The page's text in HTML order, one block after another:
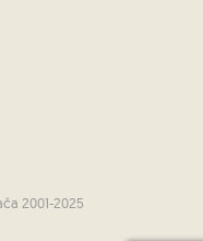
2001-2025